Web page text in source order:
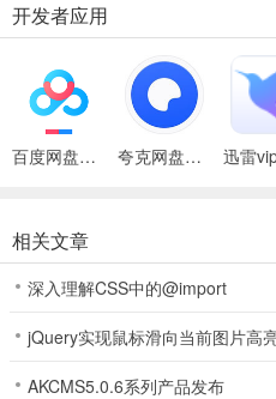
3.无需体验，多平台登录，网上有
4.内部有非常专业的赛事在等着
5.带有其自身的高端检测功能，
名经验才能玩游戏，以确保安全。
1、十年棋牌运营团队，权威保障
各种作弊外挂行为。
开发者应用
百度网盘绿色免安装Pc电脑版 夸克网盘官方正式版
相关文章
深入理解CSS中的@import
jQuery实现鼠标滑向当前图片高
AKCMS5.0.6系列产品发布